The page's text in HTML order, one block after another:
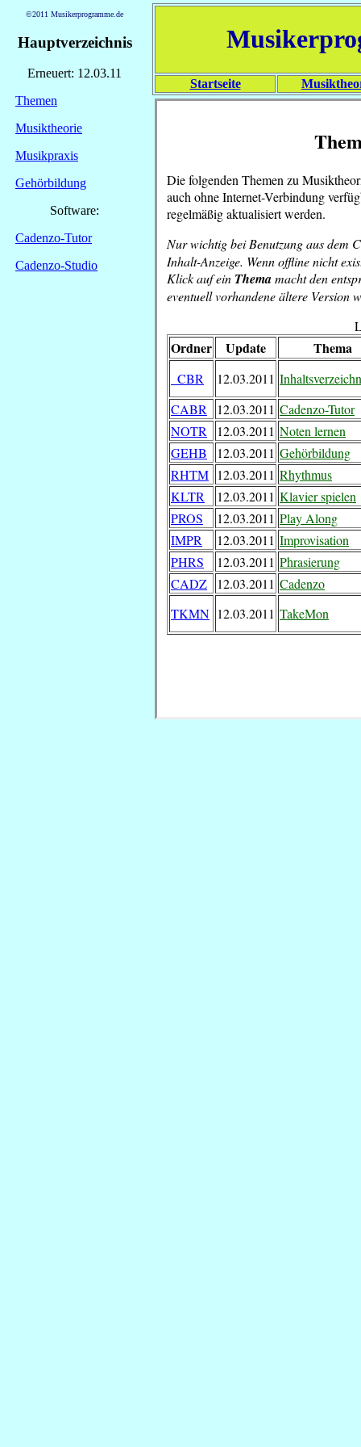
©2011 Musikerprogramme.de
Hauptverzeichnis
Erneuert: 12.03.11
Themen
Musiktheorie
Musikpraxis
Gehörbildung
Software:
Cadenzo-Tutor
Cadenzo-Studio
Startseite
Die folgenden Themen zu
auch ohne Internet-Verbindung
regelmäßig aktualisiert werden.
Nur wichtig bei Benutzung aus dem
Inhalt-Anzeige. Wenn offline nicht
Klick auf ein Themamacht den
eventuell vorhandene ältere Version
Ordner Update Thema
_CBR 12.03.2011
CABR
12.03.2011 Cadenzo-Tutor
NOTR
12.03.2011 Noten lernen
GEHB
12.03.2011 Gehörbildung
RHTM 12.03.2011 Rhythmus
KLTR
12.03.2011 Klavier spielen
PROS
12.03.2011 Play Along
IMPR
12.03.2011 Improvisation
PHRS
12.03.2011 Phrasierung
CADZ
12.03.2011 Cadenzo
TKMN 12.03.2011 TakeMon